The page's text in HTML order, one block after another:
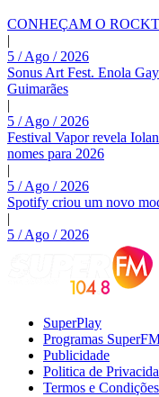
CONHEÇAM O
|
5 / Ago / 2026
Sonus Art Fest. Enola
Guimarães
|
5 / Ago / 2026
Festival Vapor revela
nomes para 2026
|
5 / Ago / 2026
Spotify criou um novo
|
5 / Ago / 2026
SuperPlay
Programas
Publicidade
Politica de
Termos e Condições